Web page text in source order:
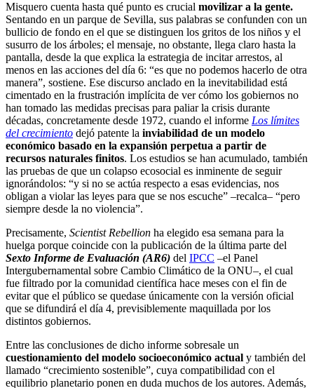
Misquero cuenta hasta qué punto es crucial movilizar a la gente.
Sentando en un parque de Sevilla, sus palabras se confunden con un
bullicio de fondo en el que se distinguen los gritos de los niños y el
susurro de los árboles; el mensaje, no obstante, llega claro hasta la
pantalla, desde la que explica la estrategia de incitar arrestos, al
menos en las acciones del día 6: “es que no podemos hacerlo de otra
manera”, sostiene. Ese discurso anclado en la inevitabilidad está
cimentado en la frustración implícita de ver cómo los gobiernos no
han tomado las medidas precisas para paliar la crisis durante
décadas, concretamente desde 1972, cuando el informe Los límites
del crecimiento dejó patente la inviabilidad de un modelo
económico basado en la expansión perpetua a partir de
recursos naturales finitos. Los estudios se han acumulado, también
las pruebas de que un colapso ecosocial es inminente de seguir
ignorándolos: “y si no se actúa respecto a esas evidencias, nos
obligan a violar las leyes para que se nos escuche” –recalca– “pero
siempre desde la no violencia”.
Precisamente, Scientist Rebellion ha elegido esa semana para la
huelga porque coincide con la publicación de la última parte del
Sexto Informe de Evaluación (AR6) del IPCC –el Panel
Intergubernamental sobre Cambio Climático de la ONU–, el cual
fue filtrado por la comunidad científica hace meses con el fin de
evitar que el público se quedase únicamente con la versión oficial
que se difundirá el día 4, previsiblemente maquillada por los
distintos gobiernos.
Entre las conclusiones de dicho informe sobresale un
cuestionamiento del modelo socioeconómico actual y también del
llamado “crecimiento sostenible”, cuya compatibilidad con el
equilibrio planetario ponen en duda muchos de los autores. Además,